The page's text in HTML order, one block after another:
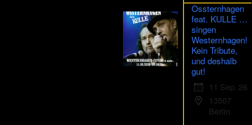
Ossternhagen
feat. KULLE …
singen
Westernhagen!
Kein Tribute,
und deshalb
gut!
11 Sep. 26
13507
Berlin